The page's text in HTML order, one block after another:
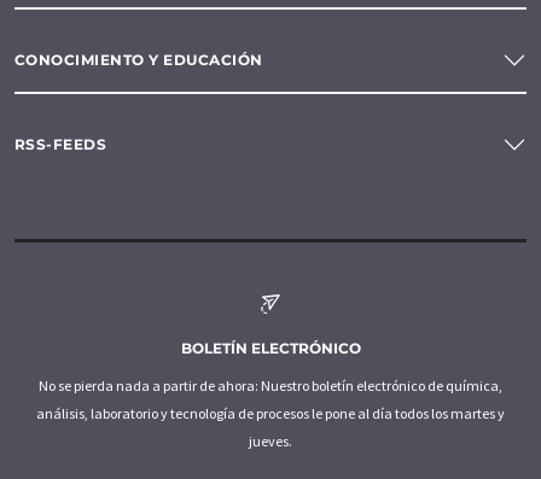
CONOCIMIENTO Y EDUCACIÓN
RSS-FEEDS
BOLETÍN ELECTRÓNICO
No se pierda nada a partir de ahora: Nuestro boletín electrónico de química,
análisis, laboratorio y tecnología de procesos le pone al día todos los martes y
jueves.